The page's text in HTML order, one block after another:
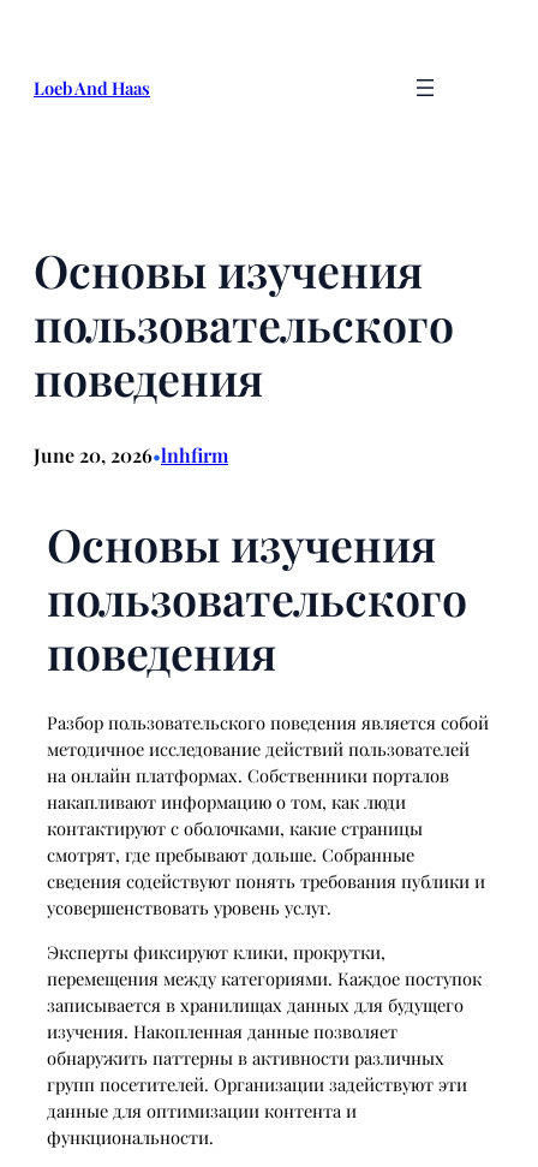
content
Loeb And Haas
Основы изучения
пользовательского
поведения
June 20, 2026•lnhfirm
Основы изучения
пользовательского
поведения
Разбор пользовательского поведения является собой
методичное исследование действий пользователей
на онлайн платформах. Собственники порталов
накапливают информацию о том, как люди
контактируют с оболочками, какие страницы
смотрят, где пребывают дольше. Собранные
сведения содействуют понять требования публики и
усовершенствовать уровень услуг.
Эксперты фиксируют клики, прокрутки,
перемещения между категориями. Каждое поступок
записывается в хранилищах данных для будущего
изучения. Накопленная данные позволяет
обнаружить паттерны в активности различных
групп посетителей. Организации задействуют эти
данные для оптимизации контента и
функциональности.